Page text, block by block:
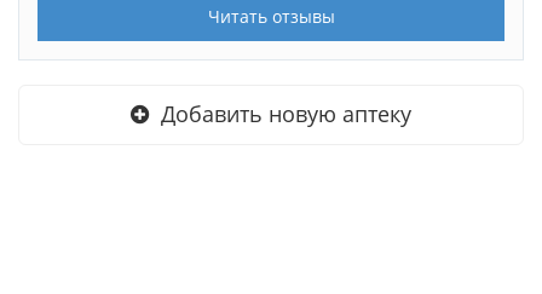
Читать отзывы
Добавить новую аптеку